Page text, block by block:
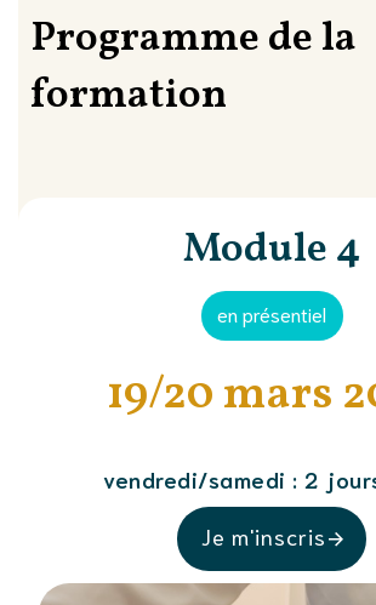
Programme de la
formation
Module 4
en présentiel
19/20 mars
vendredi/samedi : 2
Je m'inscris